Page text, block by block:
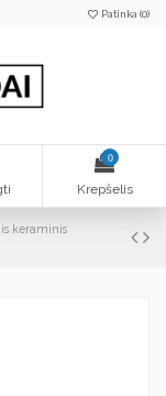
Patinka (0)
0
Krepšelis
keraminis